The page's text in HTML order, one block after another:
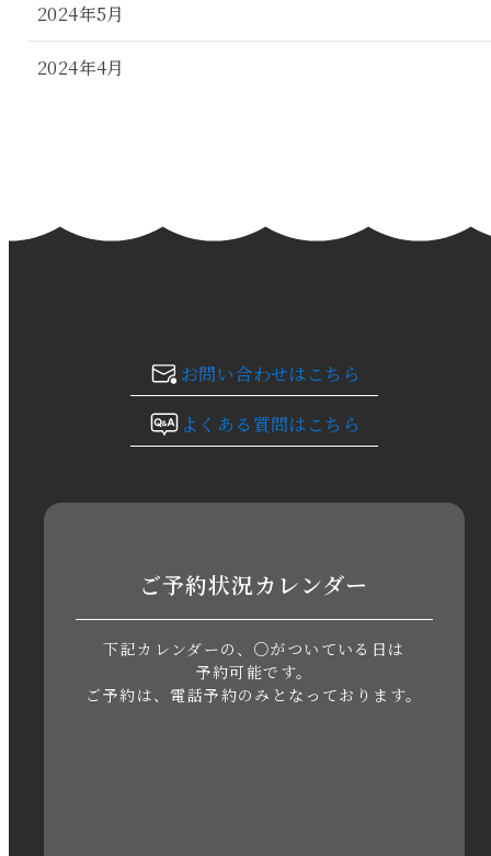
2024年5月
2024年4月
2024年1月
2023年10月
2023年8月
2023年5月
お問い合わせはこちら
よくある質問はこちら
ご予約状況カレンダー
下記カレンダーの、○がついている日は
予約可能です。
ご予約は、電話予約のみとなっております。